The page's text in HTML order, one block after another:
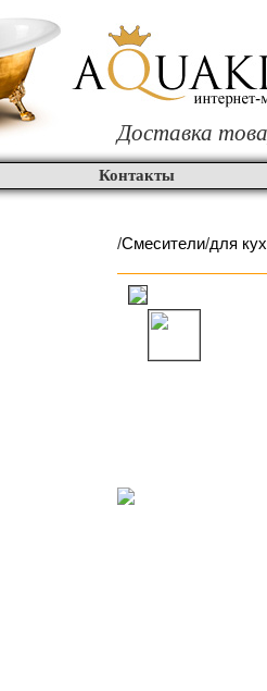
Доставка
Контакты
/Смесители/для